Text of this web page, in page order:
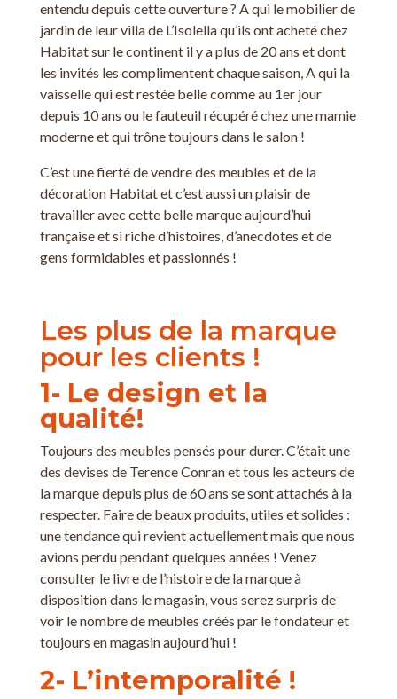
entendu depuis cette ouverture ? A qui le mobilier de
jardin de leur villa de L’Isolella qu’ils ont acheté chez
Habitat sur le continent il y a plus de 20 ans et dont
les invités les complimentent chaque saison, A qui la
vaisselle qui est restée belle comme au 1er jour
depuis 10 ans ou le fauteuil récupéré chez une mamie
moderne et qui trône toujours dans le salon !
C’est une fierté de vendre des meubles et de la
décoration Habitat et c’est aussi un plaisir de
travailler avec cette belle marque aujourd’hui
française et si riche d’histoires, d’anecdotes et de
gens formidables et passionnés !
Les plus de la marque
pour les clients !
1- Le design et la
qualité!
Toujours des meubles pensés pour durer. C’était une
des devises de Terence Conran et tous les acteurs de
la marque depuis plus de 60 ans se sont attachés à la
respecter. Faire de beaux produits, utiles et solides :
une tendance qui revient actuellement mais que nous
avions perdu pendant quelques années ! Venez
consulter le livre de l’histoire de la marque à
disposition dans le magasin, vous serez surpris de
voir le nombre de meubles créés par le fondateur et
toujours en magasin aujourd’hui !
2- L’intemporalité !